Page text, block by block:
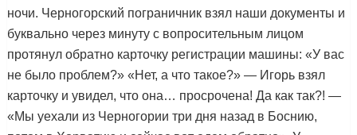
ночи. Черногорский пограничник взял наши документы и
буквально через минуту с вопросительным лицом
протянул обратно карточку регистрации машины: «У вас
не было проблем?» «Нет, а что такое?» — Игорь взял
карточку и увидел, что она… просрочена! Да как так?! —
«Мы уехали из Черногории три дня назад в Боснию,